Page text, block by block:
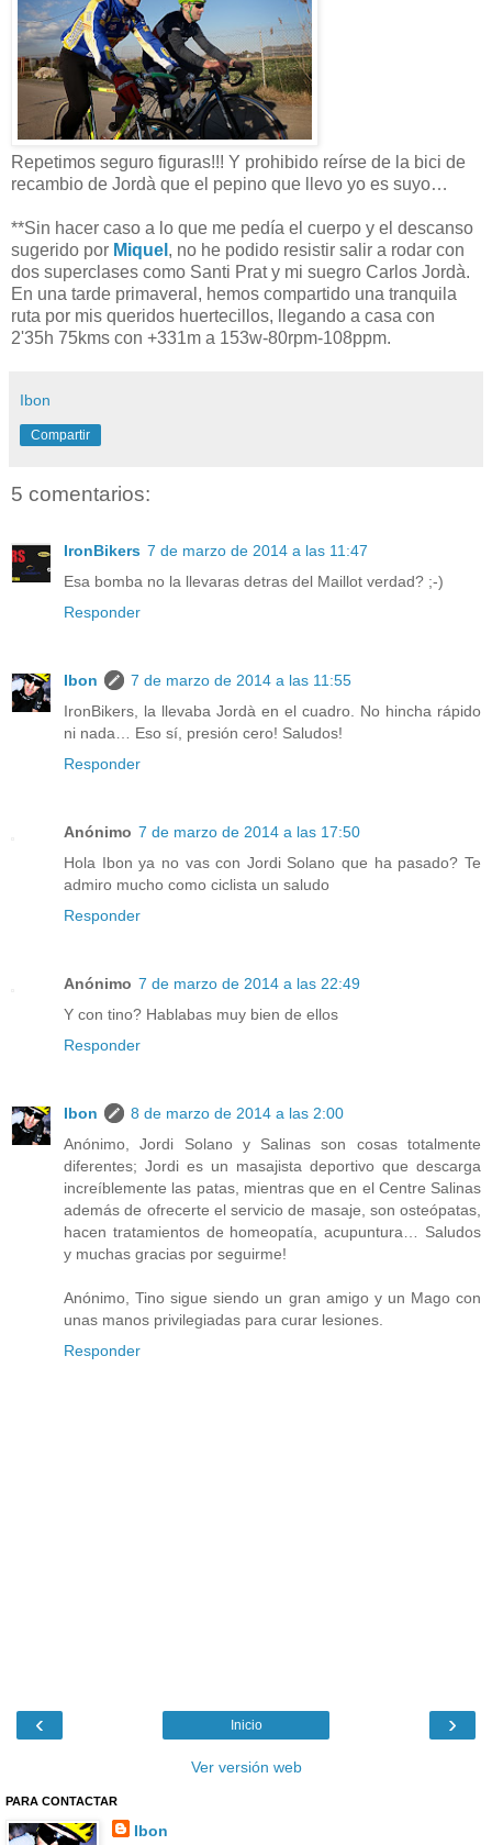
Repetimos seguro figuras!!! Y prohibido reírse de la bici de
recambio de Jordà que el pepino que llevo yo es suyo…
**Sin hacer caso a lo que me pedía el cuerpo y el descanso
sugerido por Miquel , no he podido resistir salir a rodar con
dos superclases como Santi Prat y mi suegro Carlos Jordà.
En una tarde primaveral, hemos compartido una tranquila
ruta por mis queridos huertecillos, llegando a casa con
2'35h 75kms con +331m a 153w-80rpm-108ppm.
Ibon
Compartir
5 comentarios:
IronBikers 7 de marzo de 2014 a las 11:47
Esa bomba no la llevaras detras del Maillot verdad? ;-)
Responder
Ibon
7 de marzo de 2014 a las 11:55
IronBikers, la llevaba Jordà en el cuadro. No hincha rápido
ni nada… Eso sí, presión cero! Saludos!
Responder
Anónimo 7 de marzo de 2014 a las 17:50
Hola Ibon ya no vas con Jordi Solano que ha pasado? Te
admiro mucho como ciclista un saludo
Responder
Anónimo 7 de marzo de 2014 a las 22:49
Y con tino? Hablabas muy bien de ellos
Responder
Ibon
8 de marzo de 2014 a las 2:00
Anónimo, Jordi Solano y Salinas son cosas totalmente
diferentes; Jordi es un masajista deportivo que descarga
increíblemente las patas, mientras que en el Centre Salinas
además de ofrecerte el servicio de masaje, son osteópatas,
hacen tratamientos de homeopatía, acupuntura… Saludos
y muchas gracias por seguirme!
Anónimo, Tino sigue siendo un gran amigo y un Mago con
unas manos privilegiadas para curar lesiones.
Responder
‹ ›
Inicio
Ver versión web
PARA CONTACTAR
Ibon